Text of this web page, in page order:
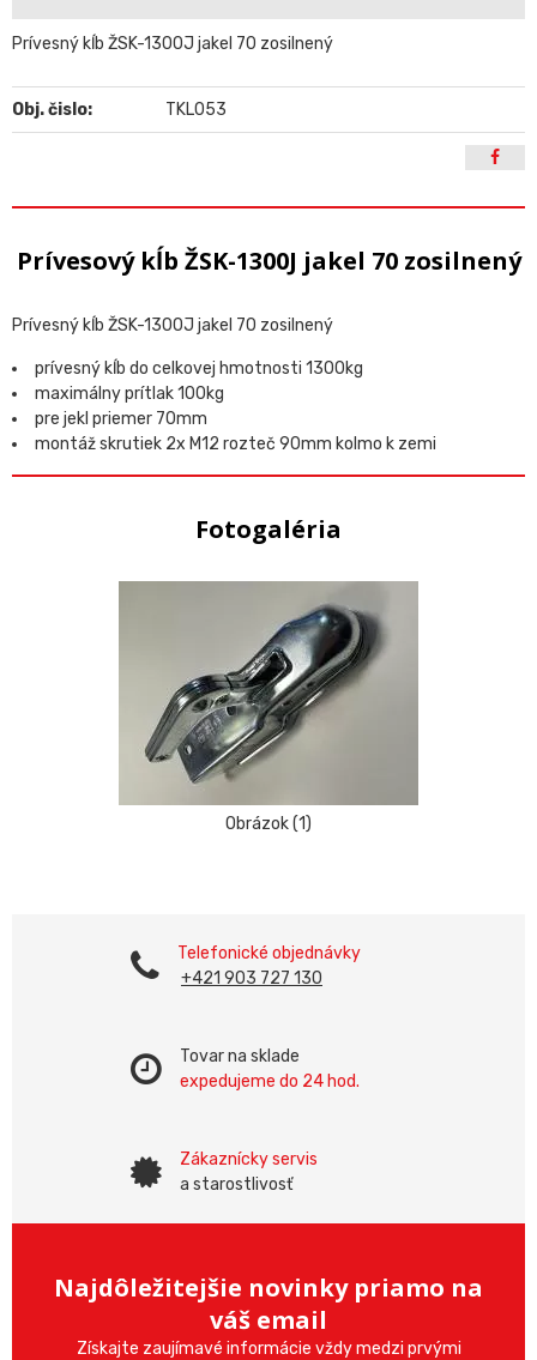
Prívesný kĺb ŽSK-1300J jakel 70 zosilnený
Obj. čislo: TKL053
Prívesový kĺb ŽSK-1300J jakel 70 zosilnený
Prívesný kĺb ŽSK-1300J jakel 70 zosilnený
prívesný kĺb do celkovej hmotnosti 1300kg
maximálny prítlak 100kg
pre jekl priemer 70mm
montáž skrutiek 2x M12 rozteč 90mm kolmo k zemi
Fotogaléria
Obrázok (1)
Telefonické objednávky
+421 903 727 130
Tovar na sklade
expedujeme do 24 hod.
Zákaznícky servis
a starostlivosť
Najdôležitejšie novinky priamo na
váš email
Získajte zaujímavé informácie vždy medzi prvými